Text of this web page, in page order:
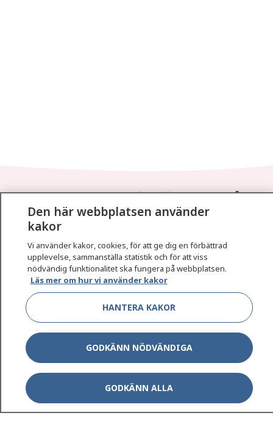
1177–tryggt om din hälsa och vård
På 1177.se får du råd om hälsa och information om
sjukdomar och vilka mottagningar du kan kontakta.
Logga in för att läsa din journal och göra dina
vårdärenden. Ring telefonnummer 1177 för
sjukvårdsrådgivning dygnet runt.
1177 ger dig råd när du vill må bättre.
1177 på flera språk Show
Om 1177 Show
Den här webbplatsen använder
kakor
Vi använder kakor, cookies, för att ge dig en förbättrad
upplevelse, sammanställa statistik och för att viss
nödvändig funktionalitet ska fungera på webbplatsen.
Läs mer om hur vi använder kakor
HANTERA KAKOR
GODKÄNN NÖDVÄNDIGA
GODKÄNN ALLA